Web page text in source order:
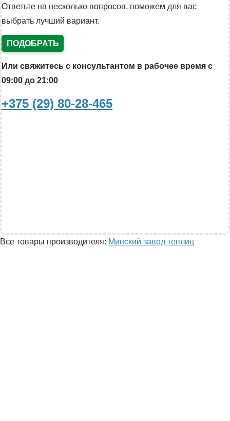
Ответьте на несколько вопросов, поможем для вас
выбрать лучший вариант.
ПОДОБРАТЬ
Или свяжитесь с консультантом в рабочее время с
09:00 до 21:00
+375 (29) 80-28-465
Все товары производителя: Минский завод теплиц